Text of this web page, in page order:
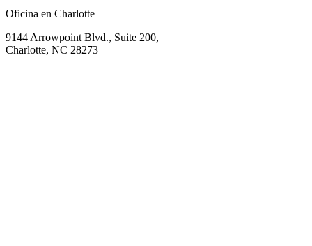
Oficina en Charlotte
9144 Arrowpoint Blvd., Suite 200,
Charlotte, NC 28273